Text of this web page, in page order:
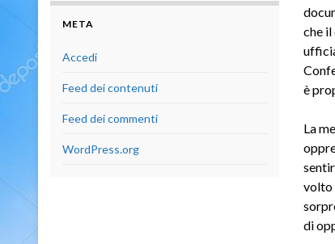
che
è
La
volto
di
META
Accedi
Feed dei contenuti
Feed dei commenti
WordPress.org